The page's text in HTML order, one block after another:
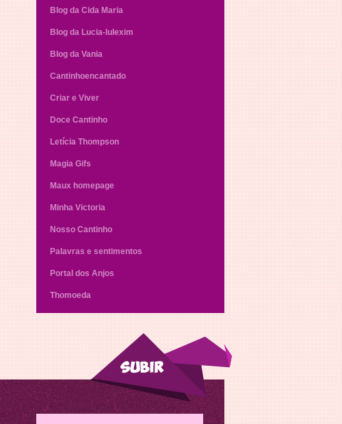
Blog da Cida Maria
Blog da Lucia-lulexim
Blog da Vania
Cantinhoencantado
Criar e Viver
Doce Cantinho
Letícia Thompson
Magia Gifs
Maux homepage
Minha Victoria
Nosso Cantinho
Palavras e sentimentos
Portal dos Anjos
Thomoeda